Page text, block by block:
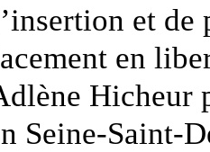
et de
en
Hicheur
Seine-Saint-